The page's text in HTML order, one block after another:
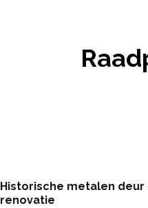
Historische metalen deur
renovatie